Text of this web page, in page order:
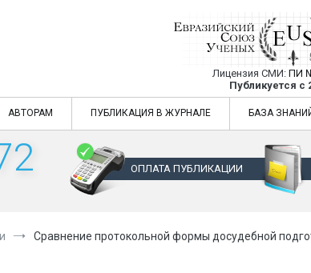
Евразийский Союз
Лицензия СМИ: ПИ
Публикуется с
Евразийский Союз Ученых —
АВТОРАМ ПУБЛИКАЦИЯ В ЖУРНАЛЕ БАЗА
ОПЛАТА ПУБЛИКАЦИИ
Сравнение протокольной формы досудебной